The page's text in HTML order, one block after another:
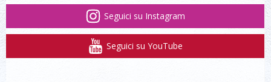
Seguici su Instagram
Seguici su YouTube